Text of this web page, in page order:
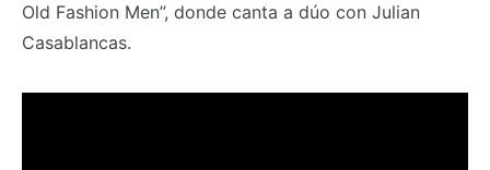
Old Fashion Men”, donde canta a dúo con Julian
Casablancas.